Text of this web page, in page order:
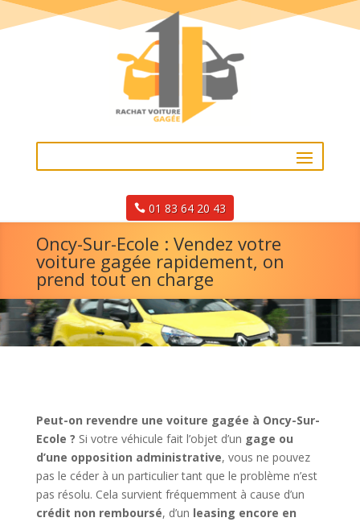
01 83 64 20 43
Oncy-Sur-Ecole : Vendez votre
voiture gagée rapidement, on
prend tout en charge
Peut-on revendre une voiture gagée à Oncy-Sur-
Ecole ? Si votre véhicule fait l’objet d’un gage ou
d’une opposition administrative, vous ne pouvez
pas le céder à un particulier tant que le problème n’est
pas résolu. Cela survient fréquemment à cause d’un
crédit non remboursé, d’un leasing encore en